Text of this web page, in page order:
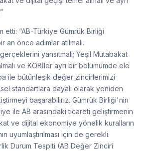
etti: “AB-Türkiye Gümrük Birliği
önce adımlar atılmalı.
yansıtmalı; Yeşil Mutabakat
ve KOBİler ayrı bir bölümümde ele
ile bütünleşik değer zincirlerimizi
standartlara dayalı olarak yeniden
başarabiliriz. Gümrük Birliği'nin
ile AB arasındaki ticareti geliştirmenin
ve dijital ekonomiye yönelik kuralların
uyumlaştırılması için de gerekli.
Durum Tespiti (AB Değer Zinciri